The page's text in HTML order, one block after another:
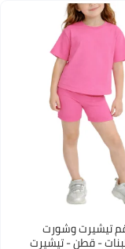
تيشيرت وشورت
- قطن - تيشيرت